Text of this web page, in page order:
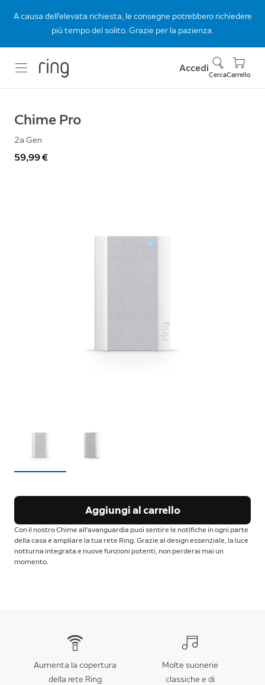
A causa dell'elevata richiesta, le consegne potrebbero richiedere
più tempo del solito. Grazie per la pazienza.
Accedi
CercaCarrello
Chime Pro
2a Gen
59,99 €
Aggiungi al carrello
Con il nostro Chime all'avanguardia puoi sentire le notifiche in ogni parte
della casa e ampliare la tua rete Ring. Grazie al design essenziale, la luce
notturna integrata e nuove funzioni potenti, non perderai mai un
momento.
Aumenta la copertura
della rete Ring
Molte suonerie
classiche e di